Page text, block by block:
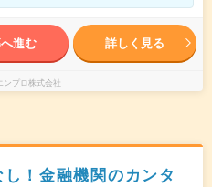
進む 詳しく見る
ンプロ株式会社
！金融機関のカンタ